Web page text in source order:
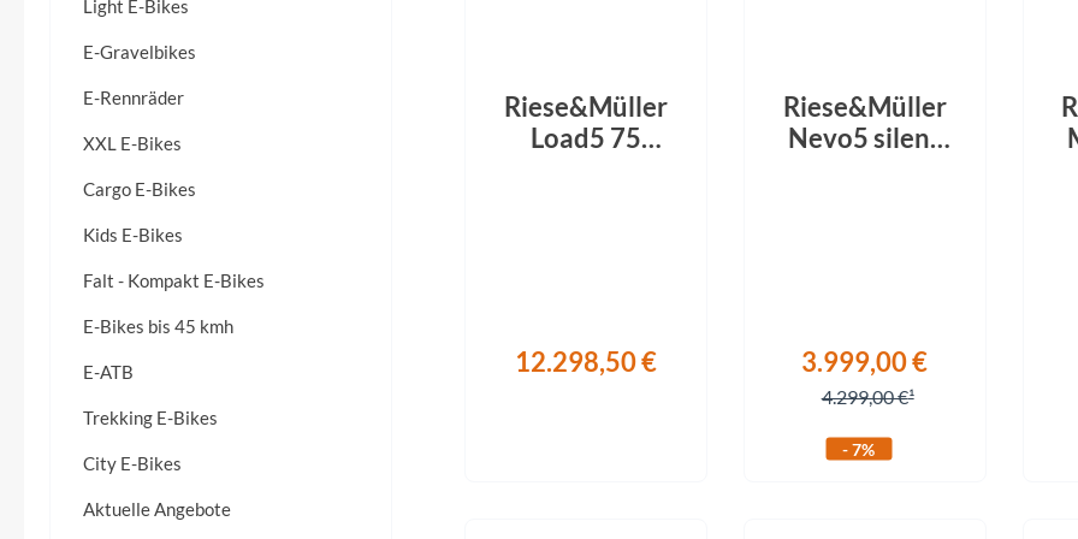
Gore Gudereit
Kettler Alu Rad
Koga
Lapierre
Lizard Skins
Light E-Bikes
E-Gravelbikes
E-Rennräder
XXL E-Bikes
Cargo E-Bikes
Kids E-Bikes
Falt - Kompakt E-Bikes
E-Bikes bis 45 kmh
E-ATB
Trekking E-Bikes
City E-Bikes
Aktuelle Angebote
Riese&Müller
Load5 75
12.298,50 €
Riese&Müller
Nevo5 silent
3.999,00 €
4.299,00 €
- 7%